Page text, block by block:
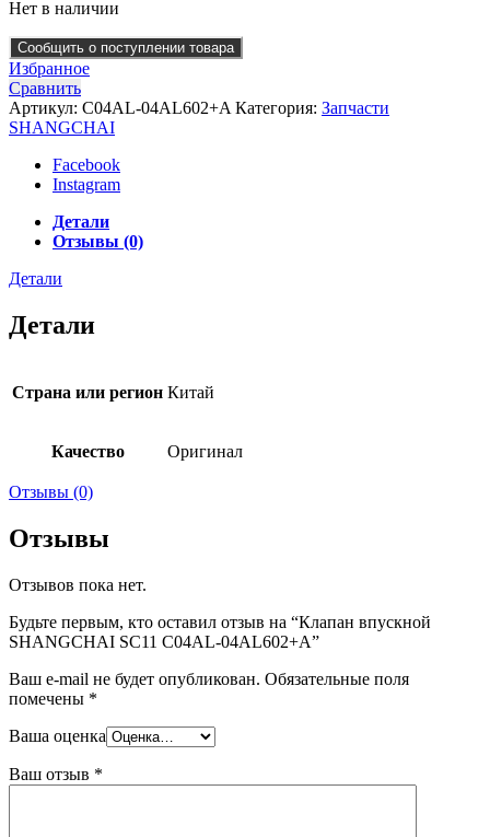
Нет в наличии
Сообщить о поступлении товара
Избранное
Сравнить
Артикул: C04AL-04AL602+A Категория: Запчасти
SHANGCHAI
Facebook
Instagram
Детали
Отзывы (0)
Детали
Детали
Страна или регион Китай
Качество Оригинал
Отзывы (0)
Отзывы
Отзывов пока нет.
Будьте первым, кто оставил отзыв на “Клапан впускной
SHANGCHAI SC11 C04AL-04AL602+A”
Ваш e-mail не будет опубликован. Обязательные поля
помечены *
Ваша оценка
Ваш отзыв *